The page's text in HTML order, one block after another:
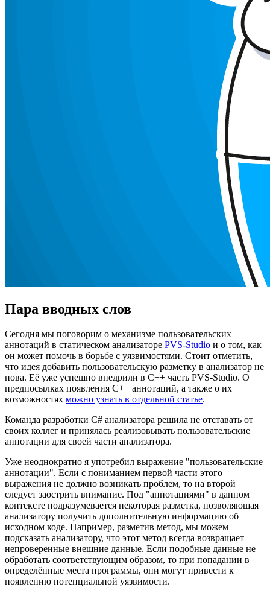
Пара вводных слов
Сегодня мы поговорим о механизме пользовательских
аннотаций в статическом анализаторе PVS-Studio и о том, как
он может помочь в борьбе с уязвимостями. Стоит отметить,
что идея добавить пользовательскую разметку в анализатор не
нова. Её уже успешно внедрили в C++ часть PVS-Studio. О
предпосылках появления C++ аннотаций, а также о их
возможностях можно узнать в отдельной статье.
Команда разработки C# анализатора решила не отставать от
своих коллег и принялась реализовывать пользовательские
аннотации для своей части анализатора.
Уже неоднократно я употребил выражение "пользовательские
аннотации". Если с пониманием первой части этого
выражения не должно возникать проблем, то на второй
следует заострить внимание. Под "аннотациями" в данном
контексте подразумевается некоторая разметка, позволяющая
анализатору получить дополнительную информацию об
исходном коде. Например, разметив метод, мы можем
подсказать анализатору, что этот метод всегда возвращает
непроверенные внешние данные. Если подобные данные не
обработать соответствующим образом, то при попадании в
определённые места программы, они могут привести к
появлению потенциальной уязвимости.